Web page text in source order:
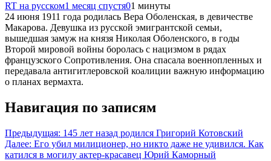
RT на русском1 месяц спустя01 минуты
24 июня 1911 года родилась Вера Оболенская, в девичестве
Макарова. Девушка из русской эмигрантской семьи,
вышедшая замуж на князя Николая Оболенского, в годы
Второй мировой войны боролась с нацизмом в рядах
французского Сопротивления. Она спасала военнопленных и
передавала антигитлеровской коалиции важную информацию
о планах вермахта.
Навигация по записям
Предыдущая: 145 лет назад родился Григорий Котовский
Далее: Его убил милиционер, но никто даже не удивился. Как
катился в могилу актер-красавец Юрий Каморный